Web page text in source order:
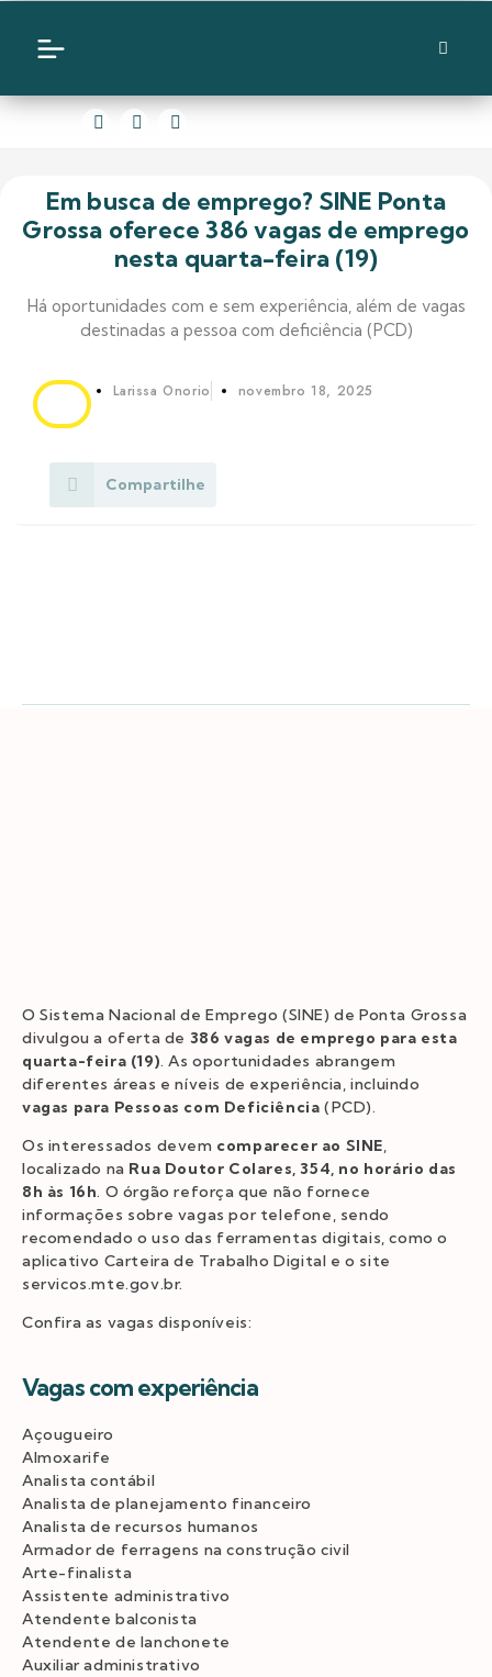
Em busca de emprego? SINE Ponta
Grossa oferece 386 vagas de emprego
nesta quarta-feira (19)
Há oportunidades com e sem experiência, além de vagas
destinadas a pessoa com deficiência (PCD)
Larissa Onorio novembro 18, 2025
Compartilhe
O Sistema Nacional de Emprego (SINE) de Ponta Grossa
divulgou a oferta de 386 vagas de emprego para esta
quarta-feira (19). As oportunidades abrangem
diferentes áreas e níveis de experiência, incluindo
vagas para Pessoas com Deficiência (PCD).
Os interessados devem comparecer ao SINE,
localizado na Rua Doutor Colares, 354, no horário das
8h às 16h. O órgão reforça que não fornece
informações sobre vagas por telefone, sendo
recomendado o uso das ferramentas digitais, como o
aplicativo Carteira de Trabalho Digital e o site
servicos.mte.gov.br.
Confira as vagas disponíveis:
Vagas com experiência
Açougueiro
Almoxarife
Analista contábil
Analista de planejamento financeiro
Analista de recursos humanos
Armador de ferragens na construção civil
Arte-finalista
Assistente administrativo
Atendente balconista
Atendente de lanchonete
Auxiliar administrativo